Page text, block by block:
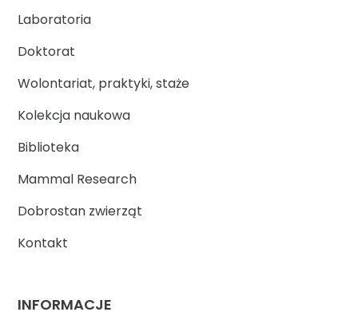
Laboratoria
Doktorat
Wolontariat, praktyki, staże
Kolekcja naukowa
Biblioteka
Mammal Research
Dobrostan zwierząt
Kontakt
INFORMACJE